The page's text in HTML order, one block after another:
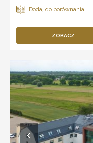
ZOBACZ